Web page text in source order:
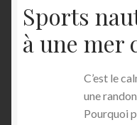
Sports
à une mer
C’est le
une
Pourquoi